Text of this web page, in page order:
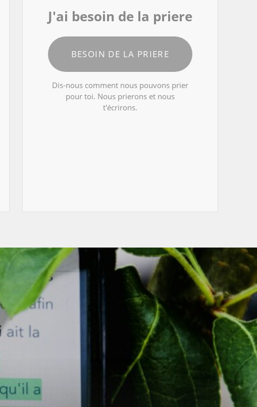
J'ai besoin de la priere
BESOIN DE LA PRIERE
Dis-nous comment nous pouvons prier
pour toi. Nous prierons et nous
t'écrirons.